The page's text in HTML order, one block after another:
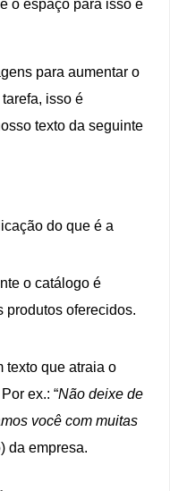
o espaço para isso é
para aumentar o
isso é
texto da seguinte
do que é a
o catálogo é
produtos oferecidos.
texto que atraia o
ex.: “Não deixe de
você com muitas
da empresa.